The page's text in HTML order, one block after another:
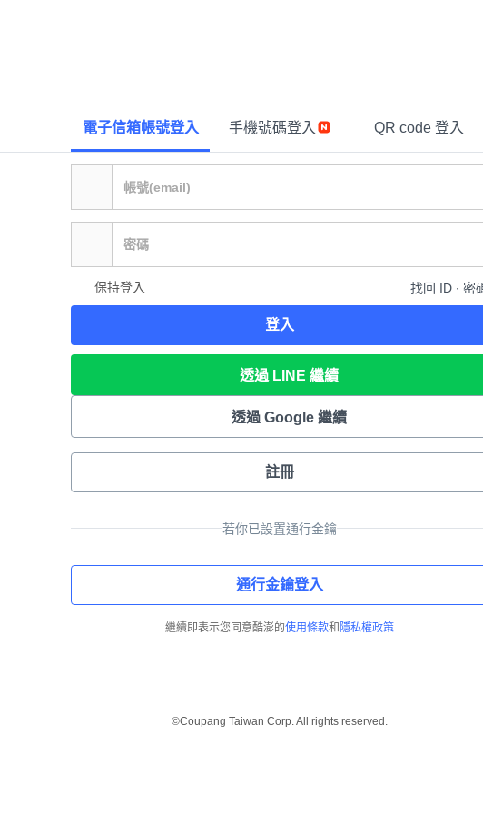
電子信箱帳號登入 手機號碼登入 QR code 登入
保持登入 找回 ID ∙ 密
登入
透過 LINE 繼續
透過 Google 繼續
註冊
若你已設置通行金鑰
通行金鑰登入
繼續即表示您同意酷澎的使用條款和 隱私權政策
©Coupang Taiwan Corp. All rights reserved.